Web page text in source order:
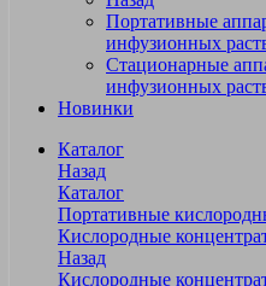
Портативные
инфузионных
Стационарные
инфузионных
Новинки
Каталог
Назад
Каталог
Портативные
Кислородные
Назад
Кислородные